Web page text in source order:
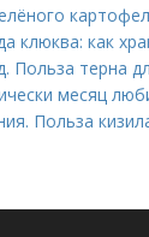
клюква: как
Польза терна
месяц
Польза